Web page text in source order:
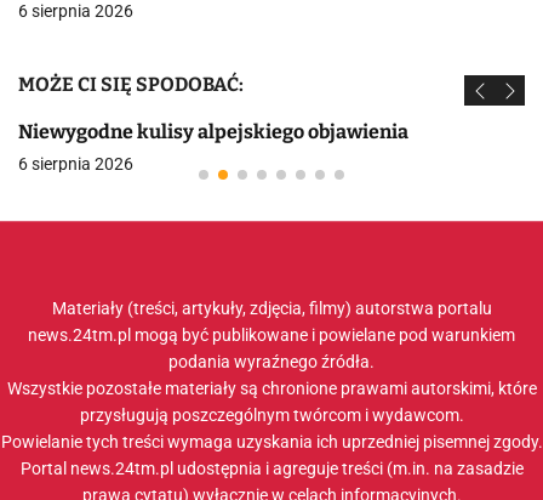
6 sierpnia 2026
MOŻE CI SIĘ SPODOBAĆ:
Niewygodne kulisy alpejskiego objawienia
6 sierpnia 2026
Materiały (treści, artykuły, zdjęcia, filmy) autorstwa portalu
news.24tm.pl mogą być publikowane i powielane pod warunkiem
podania wyraźnego źródła.
Wszystkie pozostałe materiały są chronione prawami autorskimi, które
przysługują poszczególnym twórcom i wydawcom.
Powielanie tych treści wymaga uzyskania ich uprzedniej pisemnej zgody.
Portal news.24tm.pl udostępnia i agreguje treści (m.in. na zasadzie
prawa cytatu) wyłącznie w celach informacyjnych.